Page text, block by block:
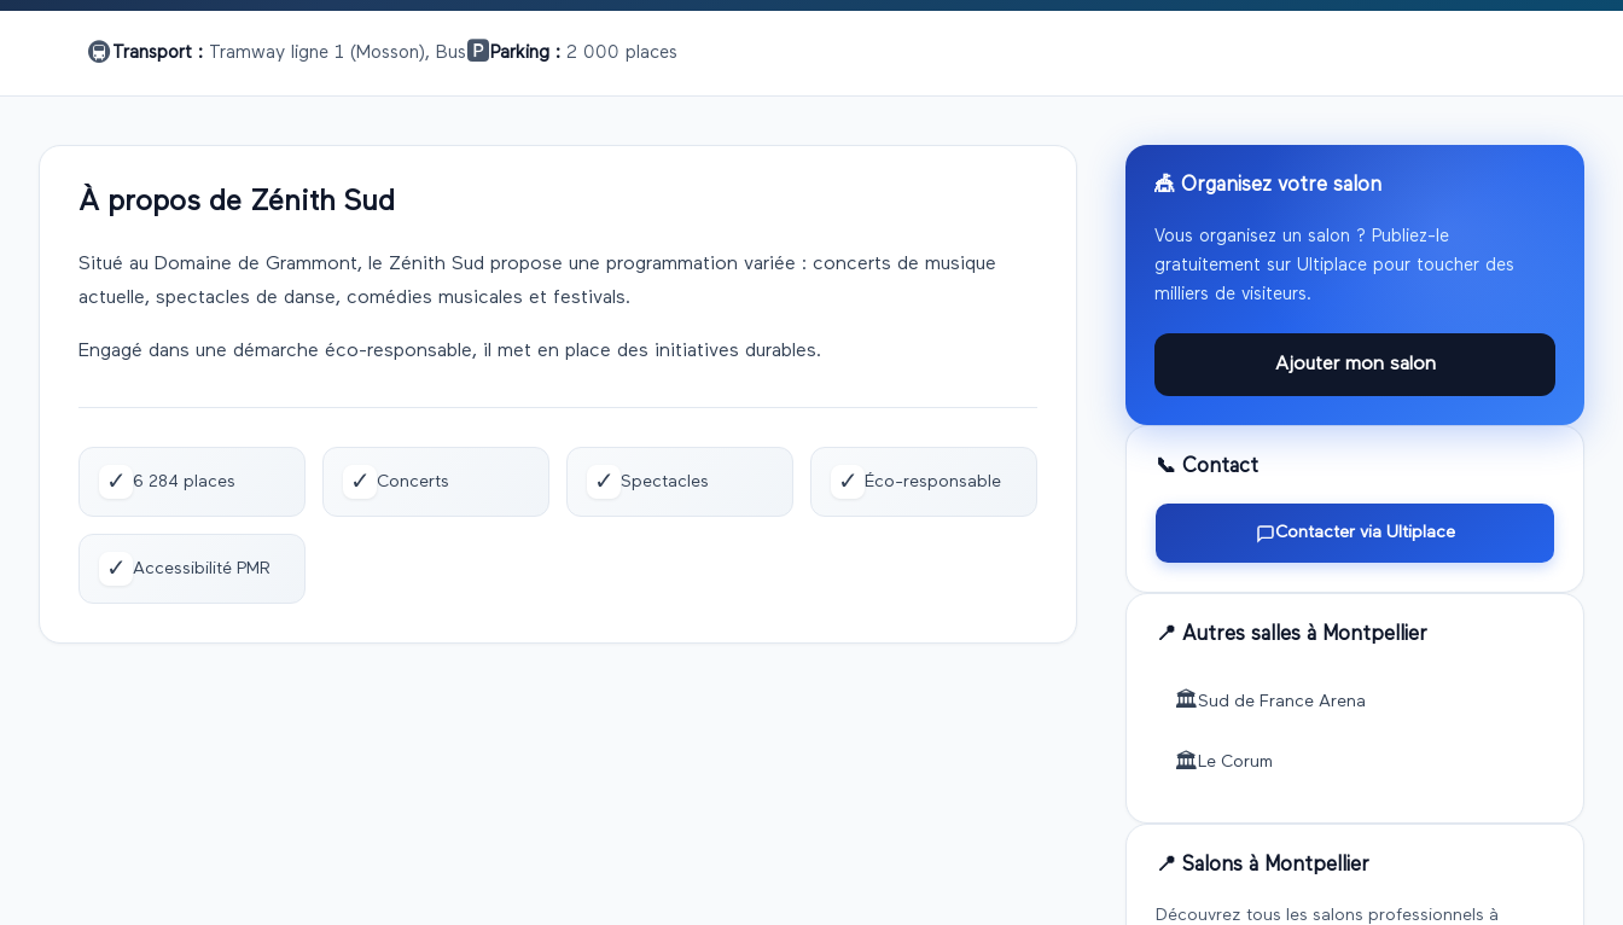
🚇 Transport : Tramway ligne 1 (Mosson), Bus🅿️ Parking : 2 000 places
À propos de Zénith Sud
Situé au Domaine de Grammont, le Zénith Sud propose une programmation variée : concerts de musique
actuelle, spectacles de danse, comédies musicales et festivals.
Engagé dans une démarche éco-responsable, il met en place des initiatives durables.
✓ 6 284 places ✓ Concerts ✓ Spectacles ✓ Éco-responsable
✓ Accessibilité PMR
🎪 Organisez votre salon
Vous organisez un salon ? Publiez-le
gratuitement sur Ultiplace pour toucher des
milliers de visiteurs.
Ajouter mon salon
📞 Contact
Contacter via Ultiplace
📍 Autres salles à Montpellier
🏛️Sud de France Arena
🏛️ Le Corum
📍 Salons à Montpellier
Découvrez tous les salons professionnels à